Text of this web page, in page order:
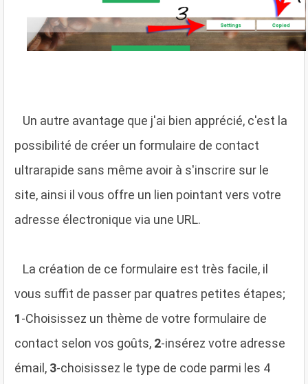
Un autre avantage que j'ai bien apprécié, c'est la
possibilité de créer un formulaire de contact
ultrarapide sans même avoir à s'inscrire sur le
site, ainsi il vous offre un lien pointant vers votre
adresse électronique via une URL.
La création de ce formulaire est très facile, il
vous suffit de passer par quatres petites étapes;
1-Choisissez un thème de votre formulaire de
contact selon vos goûts, 2-insérez votre adresse
émail, 3-choisissez le type de code parmi les 4